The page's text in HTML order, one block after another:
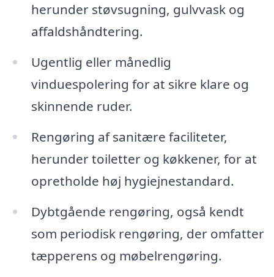
herunder støvsugning, gulvvask og
affaldshåndtering.
Ugentlig eller månedlig
vinduespolering for at sikre klare og
skinnende ruder.
Rengøring af sanitære faciliteter,
herunder toiletter og køkkener, for at
opretholde høj hygiejnestandard.
Dybtgående rengøring, også kendt
som periodisk rengøring, der omfatter
tæpperens og møbelrengøring.